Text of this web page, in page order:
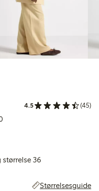
kr
499,00 kr
4.5 (45)
Laveste pris siste 30 dager:
størrelse 36
Størrelsesguide